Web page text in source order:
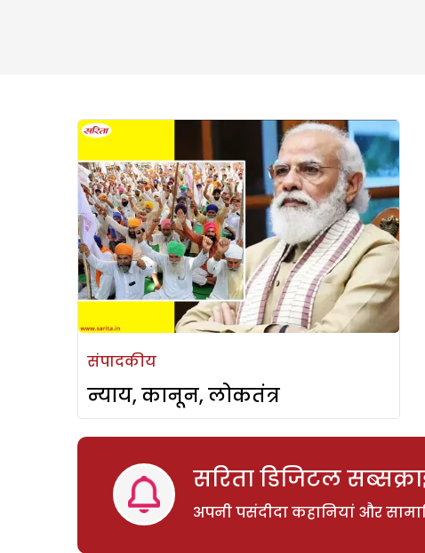
संपादकीय
न्याय, कानून, लोकतंत्र
सरिता डिजिटल
अपनी पसंदीदा कहानियां और